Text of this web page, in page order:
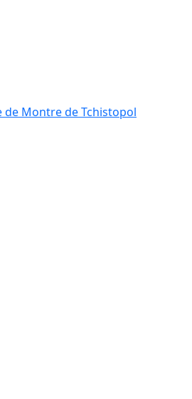
de Montre de Tchistopol